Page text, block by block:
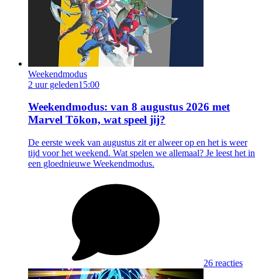
Weekendmodus
2 uur geleden15:00
Weekendmodus: van 8 augustus 2026 met
Marvel Tōkon, wat speel jij?
De eerste week van augustus zit er alweer op en het is weer
tijd voor het weekend. Wat spelen we allemaal? Je leest het in
een gloednieuwe Weekendmodus.
26 reacties